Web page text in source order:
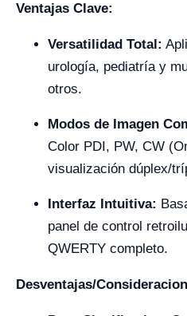
Ventajas Clave:
Versatilidad Total:
urología, pediatría y
otros.
Modos de Imagen
Color PDI, PW, CW
visualización dúplex/
Interfaz Intuitiva:
panel de control
QWERTY completo.
Desventajas/